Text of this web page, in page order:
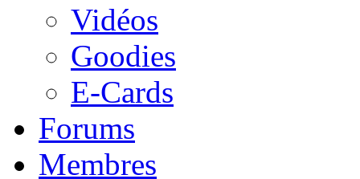
Vidéos
Goodies
E-Cards
Forums
Membres